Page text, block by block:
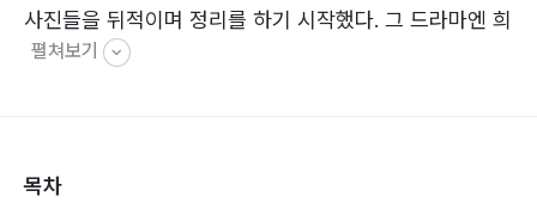
사진들을 뒤적이며 정리를 하기 시작했다. 그 드라마엔 희
로애락이 고스란히 녹아 있다. 지구촌 구석구석을 뛰다 보
펼쳐보기
목차